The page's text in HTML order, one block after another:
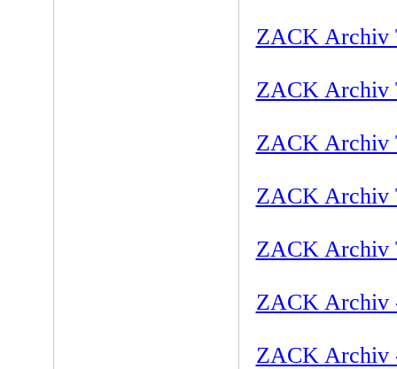
ZACK Archiv
ZACK Archiv
ZACK Archiv
ZACK Archiv
ZACK Archiv
ZACK Archiv
ZACK Archiv